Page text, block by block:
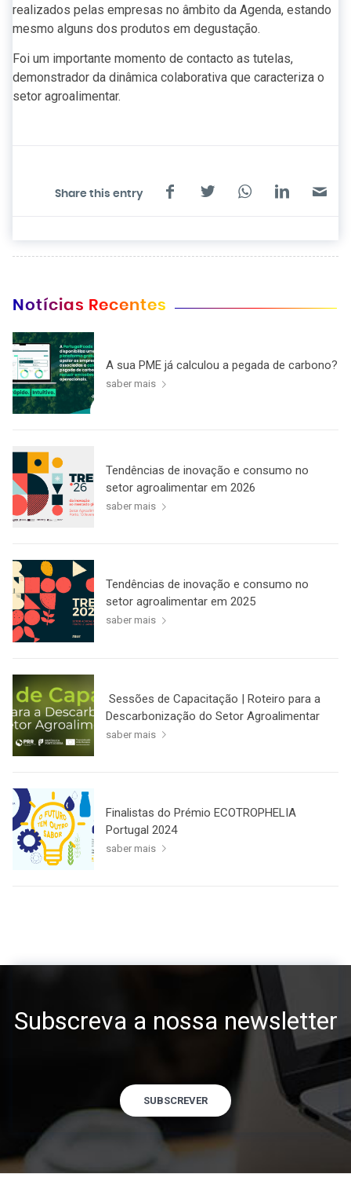
realizados pelas empresas no âmbito da Agenda, estando
mesmo alguns dos produtos em degustação.
Foi um importante momento de contacto as tutelas,
demonstrador da dinâmica colaborativa que caracteriza o
setor agroalimentar.
Share this entry
Notícias Recentes
A sua PME já calculou a pegada de carbono?
saber mais
Tendências de inovação e consumo no
setor agroalimentar em 2026
saber mais
Tendências de inovação e consumo no
setor agroalimentar em 2025
saber mais
Sessões de Capacitação | Roteiro para a
Descarbonização do Setor Agroalimentar
saber mais
Finalistas do Prémio ECOTROPHELIA
Portugal 2024
saber mais
Subscreva a nossa newsletter
SUBSCREVER